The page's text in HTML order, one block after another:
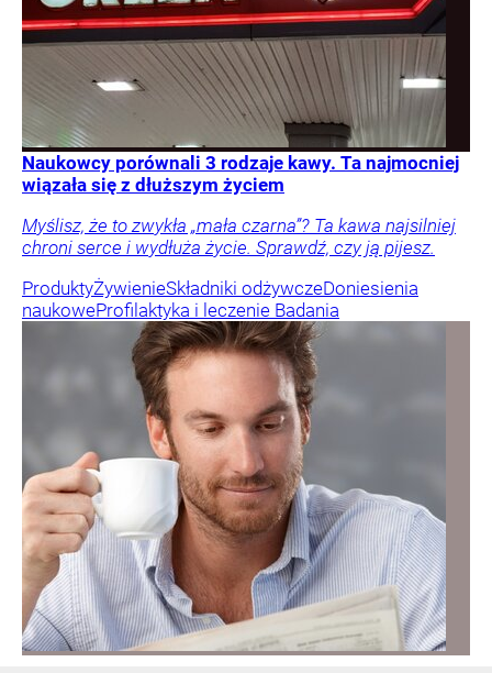
Naukowcy porównali 3 rodzaje kawy. Ta najmocniej
wiązała się z dłuższym życiem
Myślisz, że to zwykła „mała czarna”? Ta kawa najsilniej
chroni serce i wydłuża życie. Sprawdź, czy ją pijesz.
ProduktyŻywienieSkładniki odżywczeDoniesienia
naukoweProfilaktyka i leczenie Badania